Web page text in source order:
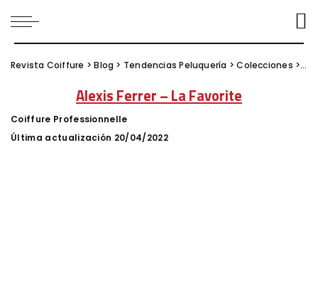
Revista Coiffure >Blog > Tendencias Peluquería >Colecciones >
Alexis Ferrer – La Favorite
Posted
by
Coiffure Professionnelle
Última actualización 20/04/2022